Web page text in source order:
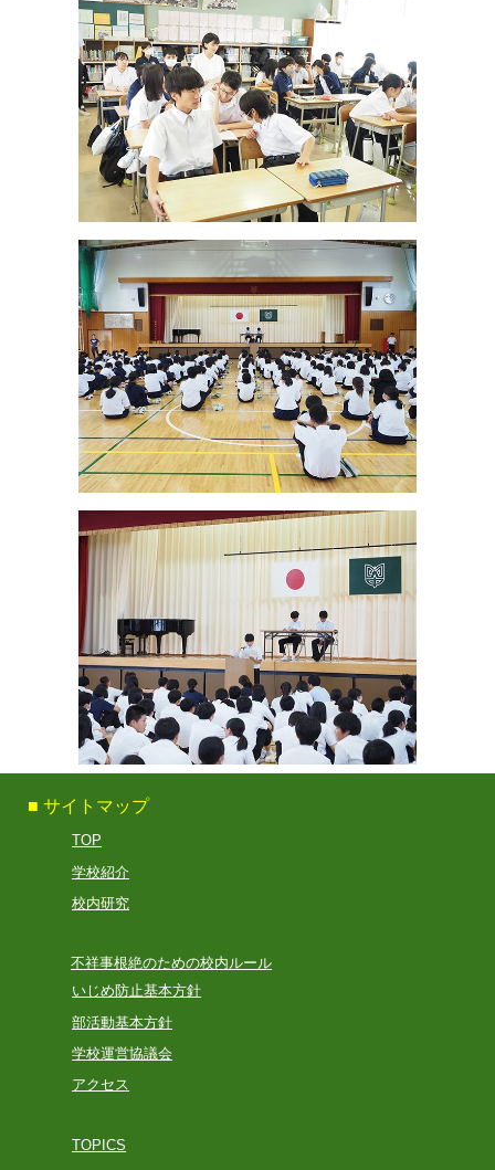
■ サイトマップ
TOP
学校紹介
校内研究
不祥事根絶のための校内ルール
いじめ防止基本方針
部活動基本方針
学校運営協議会
アクセス
TOPICS